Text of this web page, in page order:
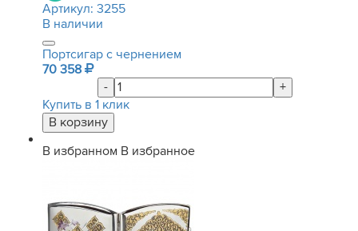
Артикул: 3255
В наличии
Портсигар с чернением
70 358
-
+
Купить в 1 клик
В избранном В избранное